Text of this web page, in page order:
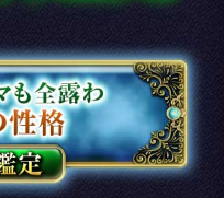
運命ビ